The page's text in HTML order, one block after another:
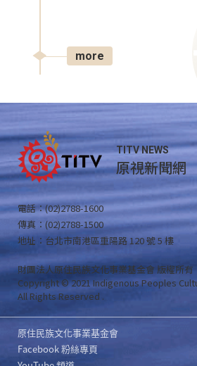
more
TITV NEWS
原視新聞網
電話：(02)2788-1600
傳真：(02)2788-1500
地址：台北市南港區重陽路 120 號 5 樓
財團法人原住民族文化事業基金會 版權所有
Copyright © 2021 Indigenous Peoples
All Rights Reserved .
原住民族文化事業基金會
Facebook 粉絲專頁